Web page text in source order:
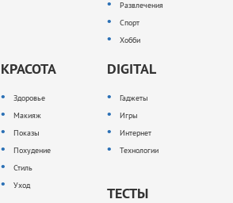
Развлечения
Спорт
Хобби
КРАСОТА
Здоровье
Макияж
Показы
Похудение
Стиль
Уход
DIGITAL
Гаджеты
Игры
Интернет
Технологии
ТЕСТЫ